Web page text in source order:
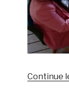
Continue